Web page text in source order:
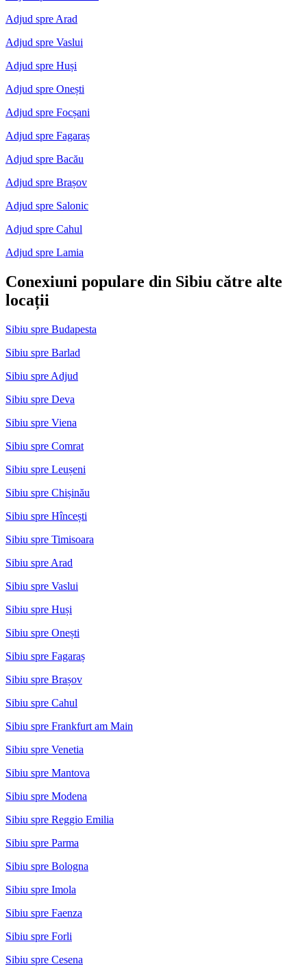
Adjud spre Arad
Adjud spre Vaslui
Adjud spre Huși
Adjud spre Onești
Adjud spre Focșani
Adjud spre Fagaraș
Adjud spre Bacău
Adjud spre Brașov
Adjud spre Salonic
Adjud spre Cahul
Adjud spre Lamia
Conexiuni populare din Sibiu către alte
locații
Sibiu spre Budapesta
Sibiu spre Barlad
Sibiu spre Adjud
Sibiu spre Deva
Sibiu spre Viena
Sibiu spre Comrat
Sibiu spre Leușeni
Sibiu spre Chișinău
Sibiu spre Hîncești
Sibiu spre Timisoara
Sibiu spre Arad
Sibiu spre Vaslui
Sibiu spre Huși
Sibiu spre Onești
Sibiu spre Fagaraș
Sibiu spre Brașov
Sibiu spre Cahul
Sibiu spre Frankfurt am Main
Sibiu spre Venetia
Sibiu spre Mantova
Sibiu spre Modena
Sibiu spre Reggio Emilia
Sibiu spre Parma
Sibiu spre Bologna
Sibiu spre Imola
Sibiu spre Faenza
Sibiu spre Forli
Sibiu spre Cesena